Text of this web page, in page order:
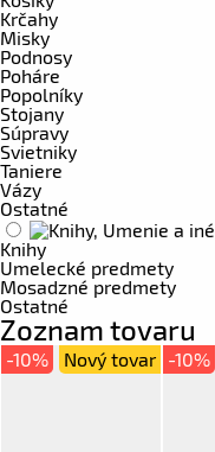
Krčahy
Misky
Podnosy
Poháre
Popolníky
Stojany
Súpravy
Svietniky
Taniere
Vázy
Ostatné
Knihy
Umelecké predmety
Mosadzné predmety
Ostatné
Zoznam tovaru
-10% Nový tovar -10%